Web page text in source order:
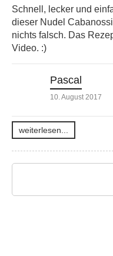
Schnell, lecker und
dieser Nudel
nichts falsch. Das
Video. :)
Pascal
10. August 2017
weiterlesen...